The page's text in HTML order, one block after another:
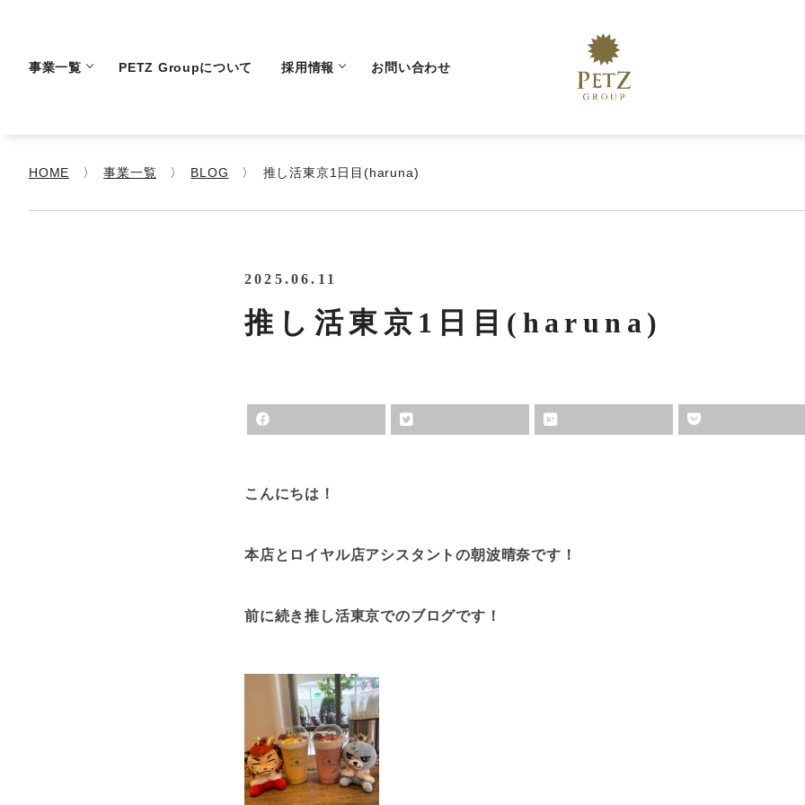
事業一覧 PETZ Groupについて 採用情報 お問い合わせ
HOME 事業一覧 BLOG 推し活東京1日目(haruna)
2025.06.11
推し活東京1日目(haruna)
こんにちは！
本店とロイヤル店アシスタントの朝波晴奈です！
前に続き推し活東京でのブログです！